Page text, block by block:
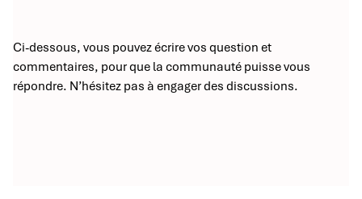
Ci-dessous, vous pouvez écrire vos question et
commentaires, pour que la communauté puisse vous
répondre. N’hésitez pas à engager des discussions.